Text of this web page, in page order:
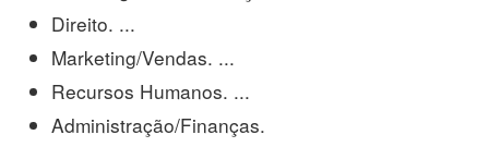
Direito. ...
Marketing/Vendas. ...
Recursos Humanos. ...
Administração/Finanças.